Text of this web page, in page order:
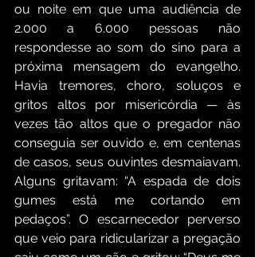
ou noite em que uma audiência de
2.000 a 6.000 pessoas não
respondesse ao som do sino para a
próxima mensagem do evangelho.
Havia tremores, choro, soluços e
gritos altos por misericórdia — às
vezes tão altos que o pregador não
conseguia ser ouvido e, em centenas
de casos, seus ouvintes desmaiavam.
Alguns gritavam: “A espada de dois
gumes está me cortando em
pedaços”. O escarnecedor perverso
que veio para ridicularizar a pregação